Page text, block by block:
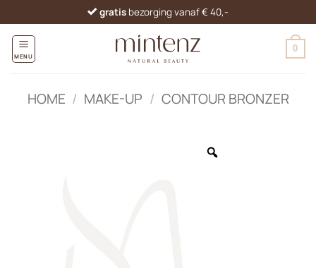
naar
inhoud
gratis bezorging vanaf € 40,-
MENU
0
HOME / MAKE-UP / CONTOUR BRONZER